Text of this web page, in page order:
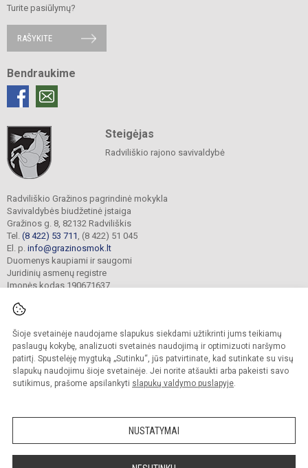
Šioje svetainėje naudojame slapukus siekdami užtikrinti jums teikiamų
paslaugų kokybę, analizuoti svetainės naudojimą ir optimizuoti naršymo
patirtį. Spustelėję mygtuką „Sutinku“, jūs patvirtinate, kad sutinkate su visų
slapukų naudojimu šioje svetainėje. Jei norite atšaukti arba pakeisti savo
sutikimus, prašome apsilankyti slapukų valdymo puslapyje.
NUSTATYMAI
Turite pasiūlymų?
RAŠYKITE
Bendraukime
Steigėjas
Radviliškio rajono savivaldybė
Radviliškio Gražinos pagrindinė mokykla
Savivaldybės biudžetinė įstaiga
Gražinos g. 8, 82132 Radviliškis
Tel. (8 422) 53 711 , (8 422) 51 045
El. p. info@grazinosmok.lt
Duomenys kaupiami ir saugomi
Juridinių asmenų registre
Įmonės kodas 190671637
© 2022. Radviliškio Gražinos pagrindinė mokykla. Visos teisės saugomos.
Kopijuoti turinį be raštiško įstaigos administracijos sutikimo griežtai draudžiama.
Prieinamumo paraiška Slapukų valdymas
Sumanus būdas atnaujinti